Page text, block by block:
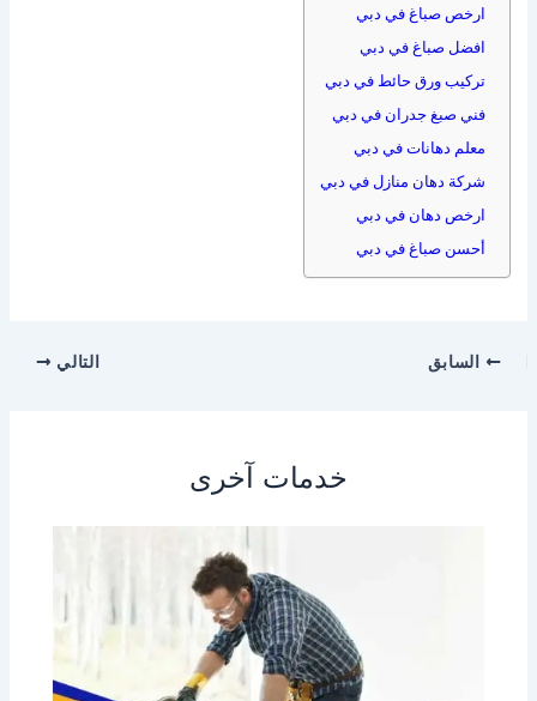
ارخص صباغ في دبي
افضل صباغ في دبي
تركيب ورق حائط في دبي
فني صبغ جدران في دبي
معلم دهانات في دبي
شركة دهان منازل في دبي
ارخص دهان في دبي
أحسن صباغ في دبي
السابق التالي
خدمات آخرى